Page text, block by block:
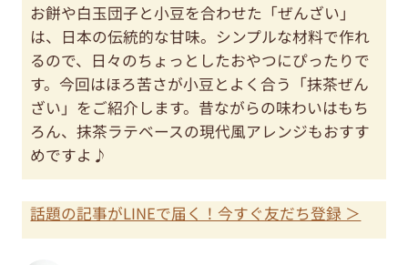
お餅や白玉団子と小豆を合わせた「ぜんざい」
は、日本の伝統的な甘味。シンプルな材料で作れ
るので、日々のちょっとしたおやつにぴったりで
す。今回はほろ苦さが小豆とよく合う「抹茶ぜん
ざい」をご紹介します。昔ながらの味わいはもち
ろん、抹茶ラテベースの現代風アレンジもおすす
めですよ♪
話題の記事がLINEで届く！今すぐ友だち登録 ＞